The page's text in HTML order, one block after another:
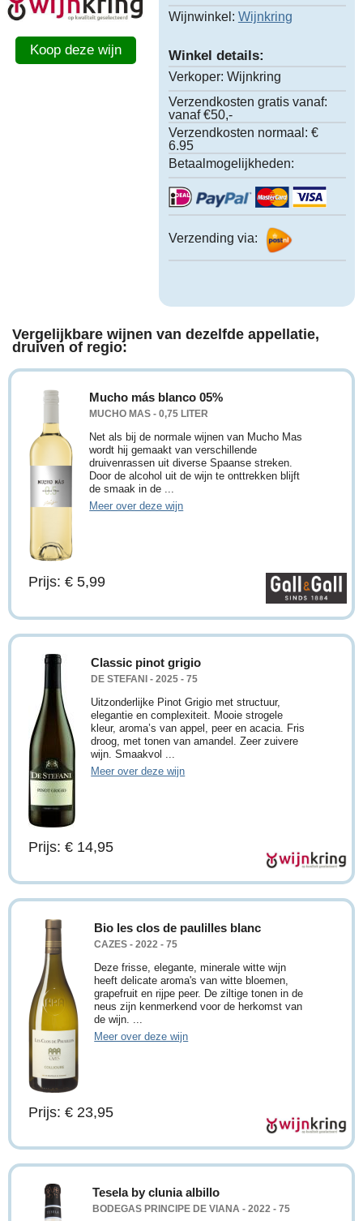
Koop deze wijn
Wijnwinkel: Wijnkring
Winkel details:
Verkoper: Wijnkring
Verzendkosten gratis vanaf:
vanaf €50,-
Verzendkosten normaal: €
6.95
Betaalmogelijkheden:
Verzending via:
Vergelijkbare wijnen van dezelfde appellatie,
druiven of regio:
Mucho más blanco 05%
MUCHO MAS - 0,75 LITER
Net als bij de normale wijnen van Mucho Mas
wordt hij gemaakt van verschillende
druivenrassen uit diverse Spaanse streken.
Door de alcohol uit de wijn te onttrekken blijft
de smaak in de ...
Meer over deze wijn
Prijs: € 5,99
Classic pinot grigio
DE STEFANI - 2025 - 75
Uitzonderlijke Pinot Grigio met structuur,
elegantie en complexiteit. Mooie strogele
kleur, aroma’s van appel, peer en acacia. Fris
droog, met tonen van amandel. Zeer zuivere
wijn. Smaakvol ...
Meer over deze wijn
Prijs: € 14,95
Bio les clos de paulilles blanc
CAZES - 2022 - 75
Deze frisse, elegante, minerale witte wijn
heeft delicate aroma's van witte bloemen,
grapefruit en rijpe peer. De ziltige tonen in de
neus zijn kenmerkend voor de herkomst van
de wijn. ...
Meer over deze wijn
Prijs: € 23,95
Tesela by clunia albillo
BODEGAS PRINCIPE DE VIANA - 2022 - 75